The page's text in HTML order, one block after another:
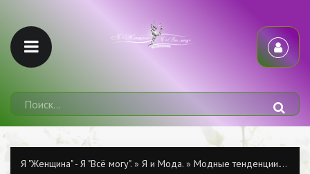
Я "Женщина" - Я "Всё могу". » Я и Мода. » Модные тенденции.»